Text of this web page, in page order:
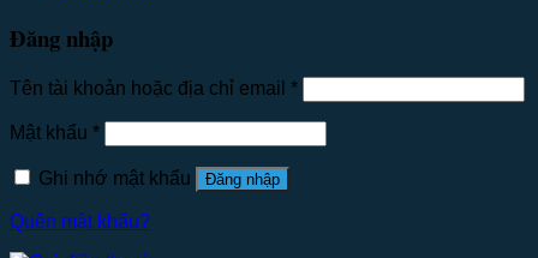
Đăng nhập
Tên tài khoản hoặc địa chỉ email *
Mật khẩu *
Ghi nhớ mật khẩu Đăng nhập
Quên mật khẩu?